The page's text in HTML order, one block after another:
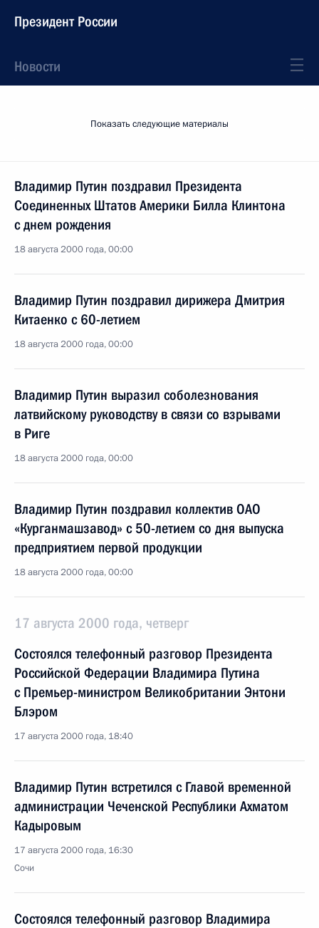
Президент России
Новости
Показать следующие материалы
Владимир Путин поздравил Президента
Соединенных Штатов Америки Билла Клинтона
с днем рождения
18 августа 2000 года, 00:00
Владимир Путин поздравил дирижера Дмитрия
Китаенко с 60-летием
18 августа 2000 года, 00:00
Владимир Путин выразил соболезнования
латвийскому руководству в связи со взрывами
в Риге
18 августа 2000 года, 00:00
Владимир Путин поздравил коллектив ОАО
«Курганмашзавод» с 50-летием со дня выпуска
предприятием первой продукции
18 августа 2000 года, 00:00
17 августа 2000 года, четверг
Состоялся телефонный разговор Президента
Российской Федерации Владимира Путина
с Премьер-министром Великобритании Энтони
Блэром
17 августа 2000 года, 18:40
Владимир Путин встретился с Главой временной
администрации Чеченской Республики Ахматом
Кадыровым
17 августа 2000 года, 16:30
Сочи
Состоялся телефонный разговор Владимира